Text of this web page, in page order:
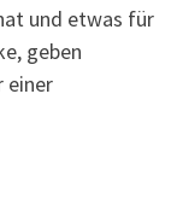
und etwas für
geben
einer